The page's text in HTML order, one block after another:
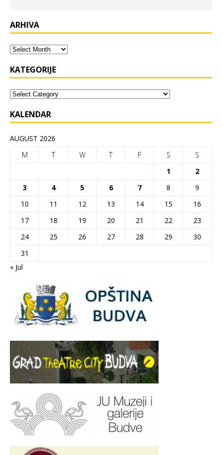
ARHIVA
KATEGORIJE
KALENDAR
AUGUST 2026
M
T W T F S
S
1
2
3
4 5 6 7 8
9
10
11 12 13 14 15
16
17
18 19 20 21 22
23
24
25 26 27 28 29
30
31
« Jul